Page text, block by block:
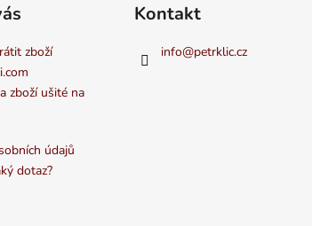
zboží
zboží ušité na
údajů
dotaz?
Kontakt
info@petrklic.cz